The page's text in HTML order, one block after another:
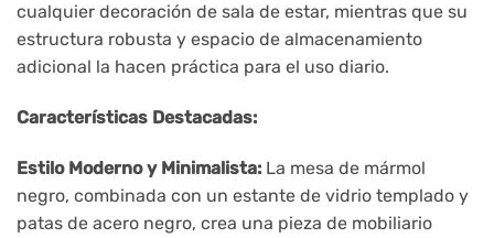
cualquier decoración de sala de estar, mientras que su
estructura robusta y espacio de almacenamiento
adicional la hacen práctica para el uso diario.
Características Destacadas:
Estilo Moderno y Minimalista: La mesa de mármol
negro, combinada con un estante de vidrio templado y
patas de acero negro, crea una pieza de mobiliario